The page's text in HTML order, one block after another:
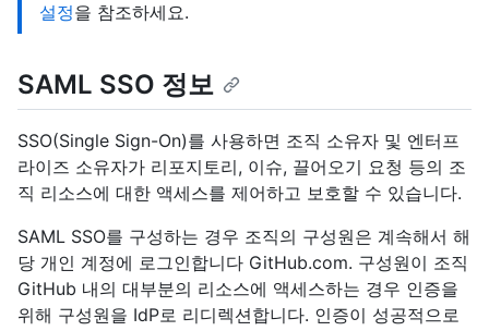
설정을 참조하세요.
SAML SSO 정보
SSO(Single Sign-On)를 사용하면 조직 소유자 및 엔터프
라이즈 소유자가 리포지토리, 이슈, 끌어오기 요청 등의 조
직 리소스에 대한 액세스를 제어하고 보호할 수 있습니다.
SAML SSO를 구성하는 경우 조직의 구성원은 계속해서 해
당 개인 계정에 로그인합니다 GitHub.com. 구성원이 조직
GitHub 내의 대부분의 리소스에 액세스하는 경우 인증을
위해 구성원을 IdP로 리디렉션합니다. 인증이 성공적으로